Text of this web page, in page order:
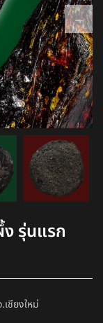
รุ่นแรก
ชียงใหม่